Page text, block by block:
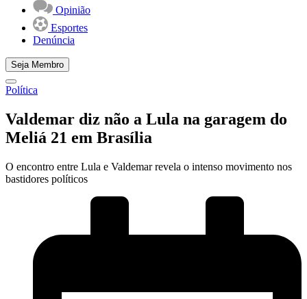
Opinião
Esportes
Denúncia
Seja Membro
Política
Valdemar diz não a Lula na garagem do
Meliá 21 em Brasília
O encontro entre Lula e Valdemar revela o intenso movimento nos
bastidores políticos